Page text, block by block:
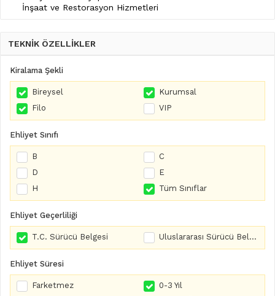
İnşaat ve Restorasyon Hizmetleri
TEKNİK ÖZELLİKLER
Kiralama Şekli
Bireysel
Kurumsal
Filo
VIP
Ehliyet Sınıfı
B
C
D
E
H
Tüm Sınıflar
Ehliyet Geçerliliği
T.C. Sürücü Belgesi Uluslararası Sürücü Belgesi
Ehliyet Süresi
Farketmez
0-3 Yıl